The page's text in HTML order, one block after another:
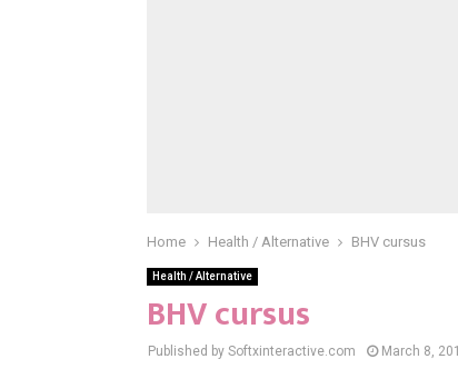
Home Health / Alternative BHV cursus
Health / Alternative
BHV cursus
Published by Softxinteractive.com March 8,